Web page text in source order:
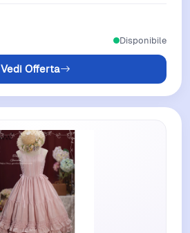
Vedi Offerta
Disponibile